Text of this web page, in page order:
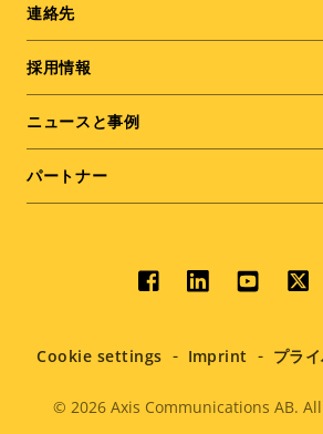
menu
連絡先
採用情報
ニュースと事例
パートナー
Social
menu
© 2026Axis Communications AB.
Cookie settings Imprint プラ